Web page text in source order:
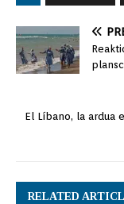
El Líbano, la ardua
RELATED